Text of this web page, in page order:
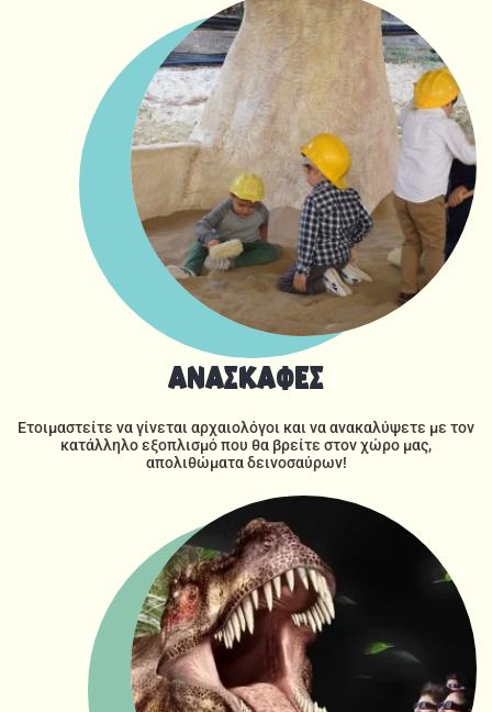
ΑΝΑΣΚΑΦΕΣ
Ετοιμαστείτε να γίνεται αρχαιολόγοι και να ανακαλύψετε με τον
κατάλληλο εξοπλισμό που θα βρείτε στον χώρο μας,
απολιθώματα δεινοσαύρων!